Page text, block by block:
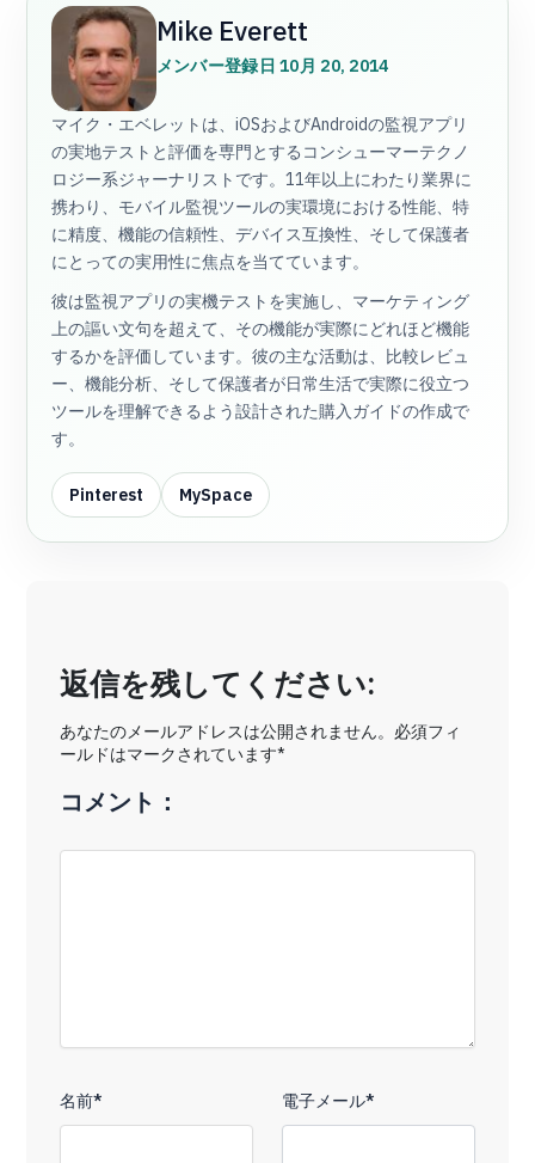
Mike Everett
メンバー登録日 10月 20, 2014
マイク・エベレットは、iOSおよびAndroidの監視アプリ
の実地テストと評価を専門とするコンシューマーテクノ
ロジー系ジャーナリストです。11年以上にわたり業界に
携わり、モバイル監視ツールの実環境における性能、特
に精度、機能の信頼性、デバイス互換性、そして保護者
にとっての実用性に焦点を当てています。
彼は監視アプリの実機テストを実施し、マーケティング
上の謳い文句を超えて、その機能が実際にどれほど機能
するかを評価しています。彼の主な活動は、比較レビュ
ー、機能分析、そして保護者が日常生活で実際に役立つ
ツールを理解できるよう設計された購入ガイドの作成で
す。
Pinterest MySpace
返信を残してください:
あなたのメールアドレスは公開されません。必須フィ
ールドはマークされています*
コメント：
名前* 電子メール*